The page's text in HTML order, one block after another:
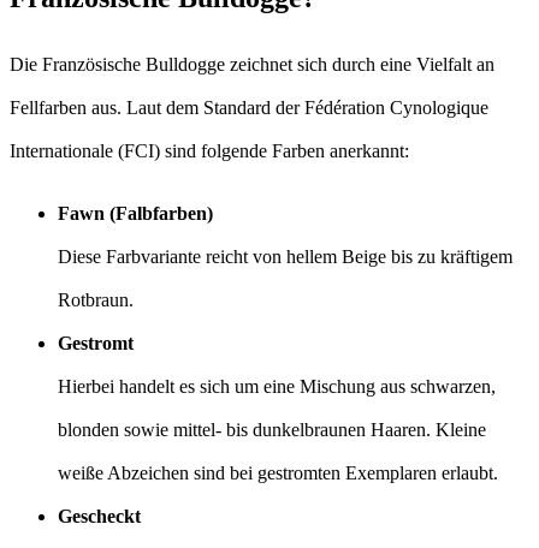
Die Französische Bulldogge zeichnet sich durch eine Vielfalt an
Fellfarben aus. Laut dem Standard der Fédération Cynologique
Internationale (FCI) sind folgende Farben anerkannt:​
Fawn (Falbfarben)
Diese Farbvariante reicht von hellem Beige bis zu kräftigem
Rotbraun.​
Gestromt
Hierbei handelt es sich um eine Mischung aus schwarzen,
blonden sowie mittel- bis dunkelbraunen Haaren. Kleine
weiße Abzeichen sind bei gestromten Exemplaren erlaubt.​
Gescheckt